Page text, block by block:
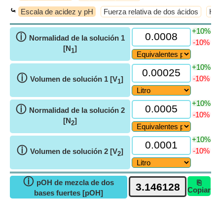
⤿ Escala de acidez y pH Fuerza relativa de dos ácidos
ⓘ Normalidad de la solución 1
[N1]
+10%
-10%
ⓘ Volumen de solución 1 [V1]
+10%
-10%
ⓘ Normalidad de la solución 2
[N2]
+10%
-10%
ⓘ Volumen de solución 2 [V2]
+10%
-10%
ⓘ pOH de mezcla de dos
bases fuertes [pOH]
⎘
Copiar